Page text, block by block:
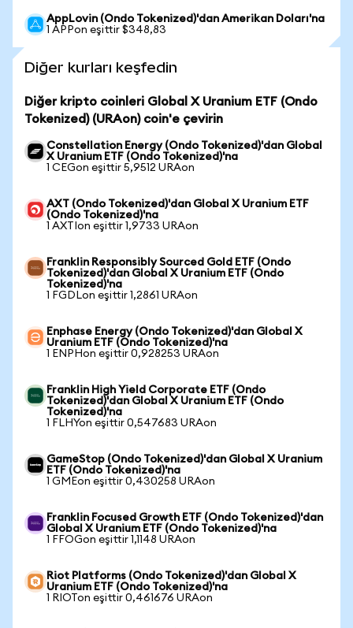
AppLovin (Ondo Tokenized)'dan Amerikan Doları'na
1 APPon eşittir $348,83
Diğer kurları keşfedin
Diğer kripto coinleri Global X Uranium ETF (Ondo
Tokenized) (URAon) coin'e çevirin
Constellation Energy (Ondo Tokenized)'dan Global
X Uranium ETF (Ondo Tokenized)'na
1 CEGon eşittir 5,9512 URAon
AXT (Ondo Tokenized)'dan Global X Uranium ETF
(Ondo Tokenized)'na
1 AXTIon eşittir 1,9733 URAon
Franklin Responsibly Sourced Gold ETF (Ondo
Tokenized)'dan Global X Uranium ETF (Ondo
Tokenized)'na
1 FGDLon eşittir 1,2861 URAon
Enphase Energy (Ondo Tokenized)'dan Global X
Uranium ETF (Ondo Tokenized)'na
1 ENPHon eşittir 0,928253 URAon
Franklin High Yield Corporate ETF (Ondo
Tokenized)'dan Global X Uranium ETF (Ondo
Tokenized)'na
1 FLHYon eşittir 0,547683 URAon
GameStop (Ondo Tokenized)'dan Global X Uranium
ETF (Ondo Tokenized)'na
1 GMEon eşittir 0,430258 URAon
Franklin Focused Growth ETF (Ondo Tokenized)'dan
Global X Uranium ETF (Ondo Tokenized)'na
1 FFOGon eşittir 1,1148 URAon
Riot Platforms (Ondo Tokenized)'dan Global X
Uranium ETF (Ondo Tokenized)'na
1 RIOTon eşittir 0,461676 URAon